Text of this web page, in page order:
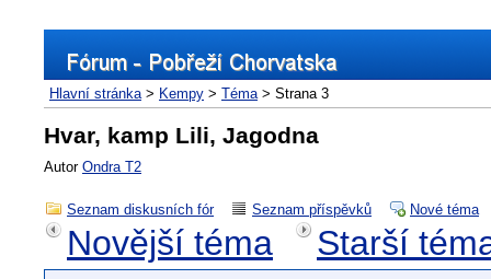
Hlavní stránka> Kempy > Téma> Strana 3
Hvar, kamp Lili, Jagodna
Autor Ondra T2
Seznam diskusních fór Seznam příspěvků Nové téma
Novější téma Starší